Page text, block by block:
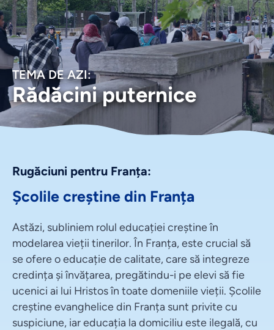
TEMA DE AZI:
Rădăcini puternice
Rugăciuni pentru Franța:
Școlile creștine din Franța
Astăzi, subliniem rolul educației creștine în
modelarea vieții tinerilor. În Franța, este crucial să
se ofere o educație de calitate, care să integreze
credința și învățarea, pregătindu-i pe elevi să fie
ucenici ai lui Hristos în toate domeniile vieții. Școlile
creștine evanghelice din Franța sunt privite cu
suspiciune, iar educația la domiciliu este ilegală, cu